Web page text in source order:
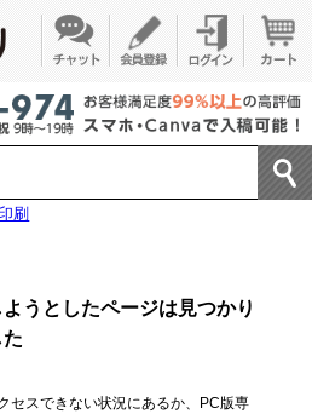
刷
うとしたページは見つかり
セスできない状況にあるか、PC版専